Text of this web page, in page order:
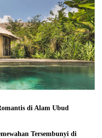
di Alam Ubud
Tersembunyi di